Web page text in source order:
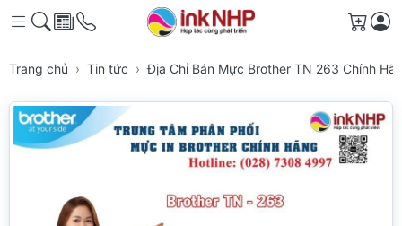
Giỏ
Trang chủ Tin tức Địa Chỉ Bán Mực Brother TN 263 Chính